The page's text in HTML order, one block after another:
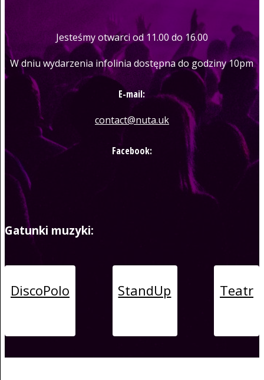
Jesteśmy otwarci od 11.00 do 16.00
W dniu wydarzenia infolinia dostępna do godziny 10pm
E-mail:
contact@nuta.uk
Facebook:
Gatunki muzyki:
DiscoPolo StandUp Teatr